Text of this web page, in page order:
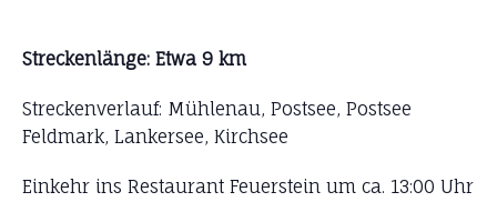
Streckenlänge: Etwa 9 km
Streckenverlauf: Mühlenau, Postsee, Postsee
Feldmark, Lankersee, Kirchsee
Einkehr ins Restaurant Feuerstein um ca. 13:00 Uhr